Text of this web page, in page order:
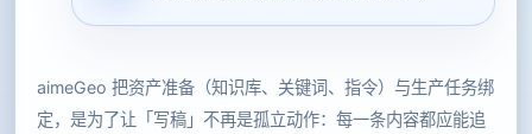
aimeGeo 把资产准备（知识库、关键词、指令）与生产任务绑
定，是为了让「写稿」不再是孤立动作：每一条内容都应能追